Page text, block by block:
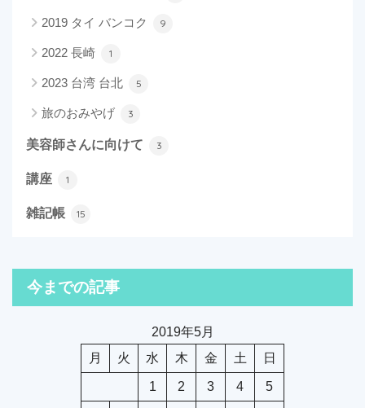
2019 タイ バンコク 9
2022 長崎 1
2023 台湾 台北 5
旅のおみやげ 3
美容師さんに向けて 3
講座 1
雑記帳 15
今までの記事
2019年5月
月
火 水 木 金 土 日
1 2 3 4 5